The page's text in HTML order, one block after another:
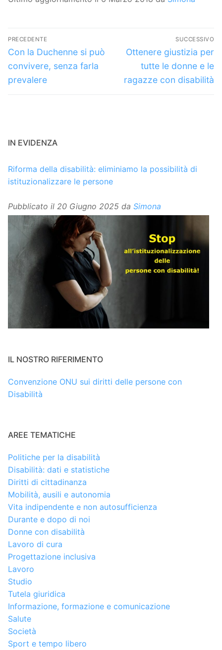
Navigazione
articoli
PRECEDENTE
Articolo
precedente:
Con la Duchenne si può
convivere, senza farla
prevalere
SUCCESSIVO
Articolo
successivo:
Ottenere giustizia per
tutte le donne e le
ragazze con disabilità
IN EVIDENZA
Riforma della disabilità: eliminiamo la possibilità di
istituzionalizzare le persone
Pubblicato il 20 Giugno 2025 da Simona
IL NOSTRO RIFERIMENTO
Convenzione ONU sui diritti delle persone con
Disabilità
AREE TEMATICHE
Politiche per la disabilità
Disabilità: dati e statistiche
Diritti di cittadinanza
Mobilità, ausili e autonomia
Vita indipendente e non autosufficienza
Durante e dopo di noi
Donne con disabilità
Lavoro di cura
Progettazione inclusiva
Lavoro
Studio
Tutela giuridica
Informazione, formazione e comunicazione
Salute
Società
Sport e tempo libero